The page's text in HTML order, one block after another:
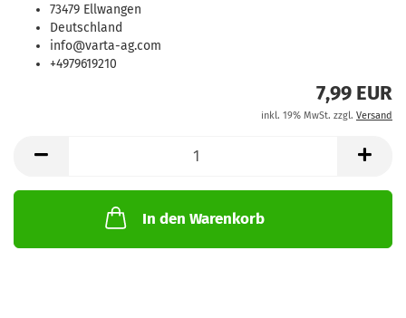
73479 Ellwangen
Deutschland
info@varta-ag.com
+4979619210
7,99 EUR
inkl. 19% MwSt. zzgl. Versand
In den Warenkorb